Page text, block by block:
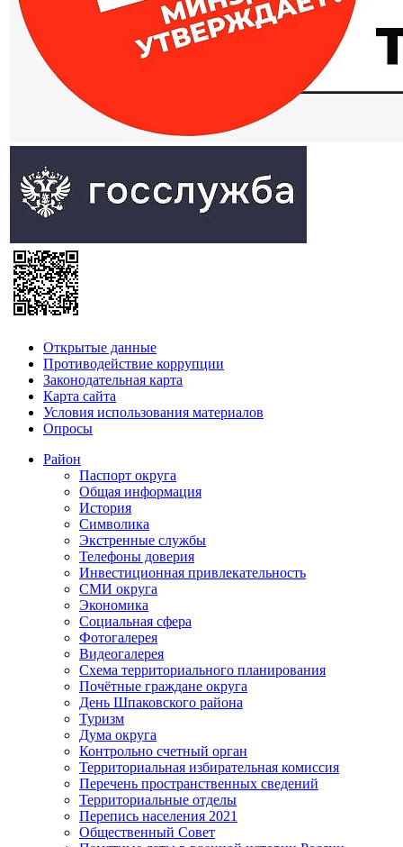
Открытые данные
Противодействие коррупции
Законодательная карта
Карта сайта
Условия использования материалов
Опросы
Район
Паспорт округа
Общая информация
История
Символика
Экстренные службы
Телефоны доверия
Инвестиционная привлекательность
СМИ округа
Экономика
Социальная сфера
Фотогалерея
Видеогалерея
Схема территориального планирования
Почётные граждане округа
День Шпаковского района
Туризм
Дума округа
Контрольно счетный орган
Территориальная избирательная комиссия
Перечень пространственных сведений
Территориальные отделы
Перепись населения 2021
Общественный Совет